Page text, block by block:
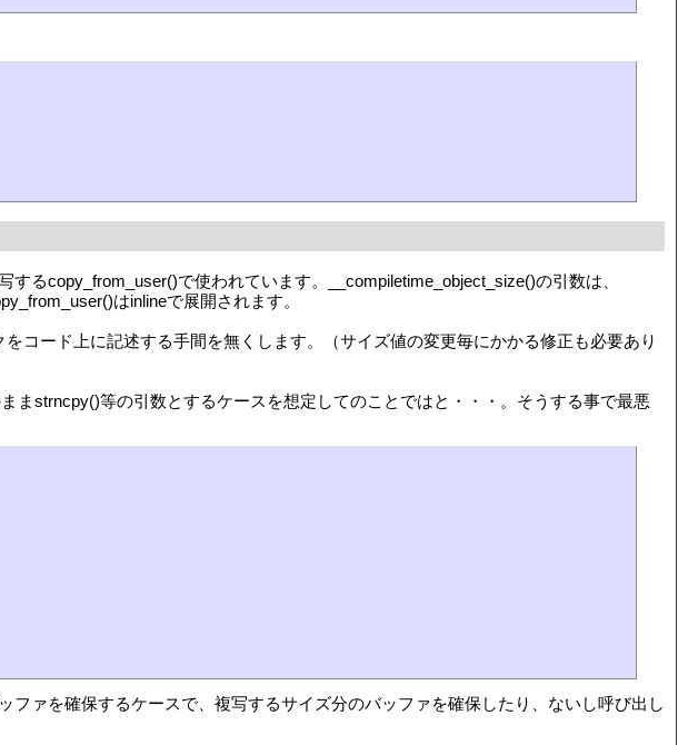
るcopy_from_user()で使われています。__compiletime_object_size()の引数は、
はinlineで展開されます。
コード上に記述する手間を無くします。（サイズ値の変更毎にかかる修正も必要あり
まstrncpy()等の引数とするケースを想定してのことではと・・・。そうする事で最悪
ァを確保するケースで、複写するサイズ分のバッファを確保したり、ないし呼び出し